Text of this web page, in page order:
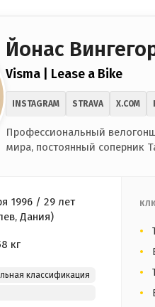
Йонас
Visma | Lease a Bike
INSTAGRAM STRAVA X.COM
Профессиональный
мира, постоянный соперник
1996 / 29 лет
Дания)
кг
классификация